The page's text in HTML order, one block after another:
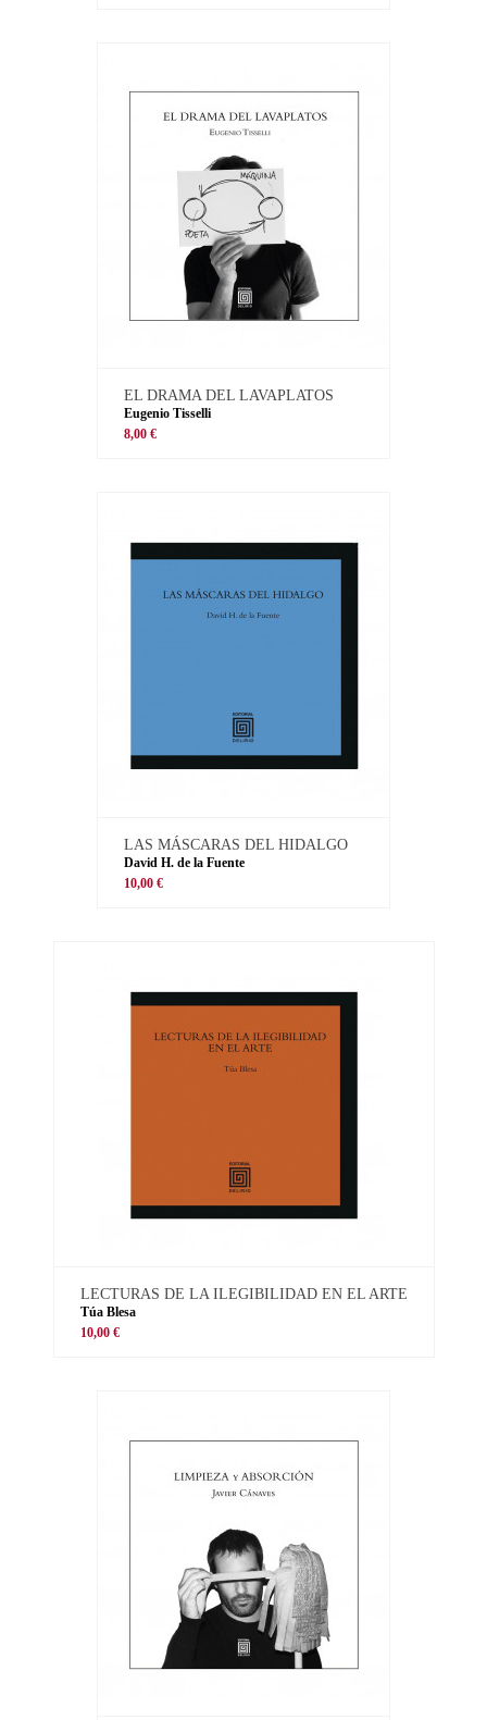
EL DRAMA DEL LAVAPLATOS
Eugenio Tisselli
8,00 €
LAS MÁSCARAS DEL HIDALGO
David H. de la Fuente
10,00 €
LECTURAS DE LA ILEGIBILIDAD EN EL ARTE
Túa Blesa
10,00 €